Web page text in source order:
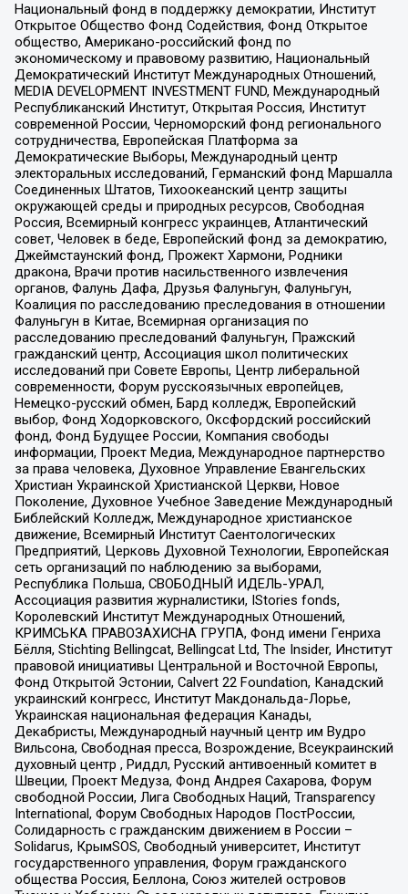
Национальный фонд в поддержку демократии, Институт
Открытое Общество Фонд Содействия, Фонд Открытое
общество, Американо-российский фонд по
экономическому и правовому развитию, Национальный
Демократический Институт Международных Отношений,
MEDIA DEVELOPMENT INVESTMENT FUND, Международный
Республиканский Институт, Открытая Россия, Институт
современной России, Черноморский фонд регионального
сотрудничества, Европейская Платформа за
Демократические Выборы, Международный центр
электоральных исследований, Германский фонд Маршалла
Соединенных Штатов, Тихоокеанский центр защиты
окружающей среды и природных ресурсов, Свободная
Россия, Всемирный конгресс украинцев, Атлантический
совет, Человек в беде, Европейский фонд за демократию,
Джеймстаунский фонд, Прожект Хармони, Родники
дракона, Врачи против насильственного извлечения
органов, Фалунь Дафа, Друзья Фалуньгун, Фалуньгун,
Коалиция по расследованию преследования в отношении
Фалуньгун в Китае, Всемирная организация по
расследованию преследований Фалуньгун, Пражский
гражданский центр, Ассоциация школ политических
исследований при Совете Европы, Центр либеральной
современности, Форум русскоязычных европейцев,
Немецко-русский обмен, Бард колледж, Европейский
выбор, Фонд Ходорковского, Оксфордский российский
фонд, Фонд Будущее России, Компания свободы
информации, Проект Медиа, Международное партнерство
за права человека, Духовное Управление Евангельских
Христиан Украинской Христианской Церкви, Новое
Поколение, Духовное Учебное Заведение Международный
Библейский Колледж, Международное христианское
движение, Всемирный Институт Саентологических
Предприятий, Церковь Духовной Технологии, Европейская
сеть организаций по наблюдению за выборами,
Республика Польша, СВОБОДНЫЙ ИДЕЛЬ-УРАЛ,
Ассоциация развития журналистики, IStories fonds,
Королевский Институт Международных Отношений,
КРИМСЬКА ПРАВОЗАХИСНА ГРУПА, Фонд имени Генриха
Бёлля, Stichting Bellingcat, Bellingcat Ltd, The Insider, Институт
правовой инициативы Центральной и Восточной Европы,
Фонд Открытой Эстонии, Calvert 22 Foundation, Канадский
украинский конгресс, Институт Макдональда-Лорье,
Украинская национальная федерация Канады,
Декабристы, Международный научный центр им Вудро
Вильсона, Свободная пресса, Возрождение, Всеукраинский
духовный центр , Риддл, Русский антивоенный комитет в
Швеции, Проект Медуза, Фонд Андрея Сахарова, Форум
свободной России, Лига Свободных Наций, Transparеncy
International, Форум Свободных Народов ПостРоссии,
Солидарность с гражданским движением в России –
Solidarus, КрымSOS, Свободный университет, Институт
государственного управления, Форум гражданского
общества Россия, Беллона, Союз жителей островов